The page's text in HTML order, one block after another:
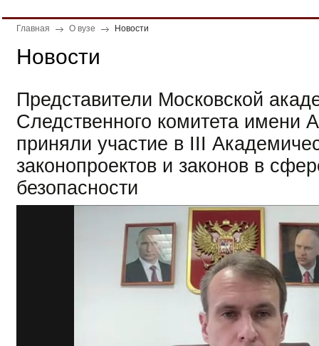
Главная О вузе Новости
Новости
Представители Московской
Следственного комитета имени
приняли участие в III
законопроектов и законов в
безопасности